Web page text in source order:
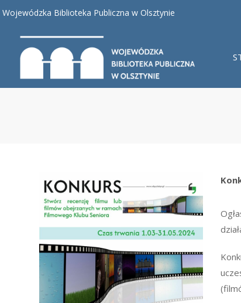
Wojewódzka Biblioteka Publiczna w Olsztynie